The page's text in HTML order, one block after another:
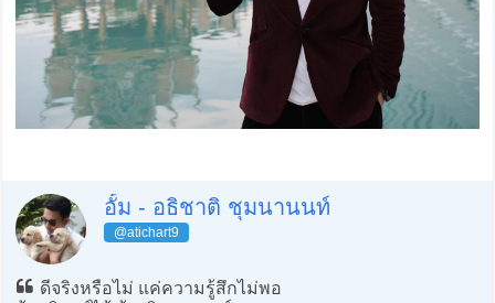
อั้ม - อธิชาติ ชุมนานนท์
@atichart9
ดีจริงหรือไม่ แค่ความรู้สึกไม่พอ